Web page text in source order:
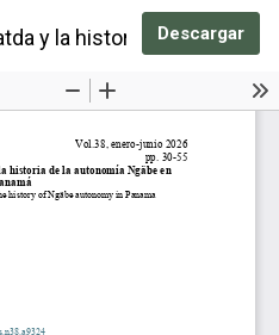
y la historia de laDescargar